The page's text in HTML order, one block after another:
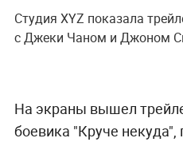
Студия XYZ показала
с Джеки Чаном и Джоном
На экраны вышел
боевика "Круче некуда",